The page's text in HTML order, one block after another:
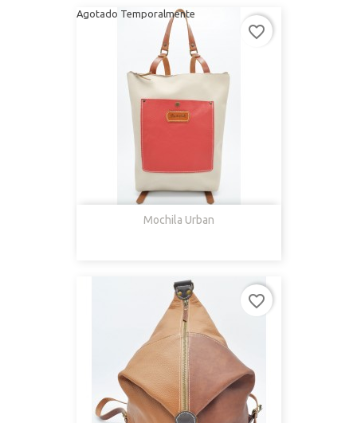
Mochila Urban
Agotado Temporalmente
favorite_border
favorite_border